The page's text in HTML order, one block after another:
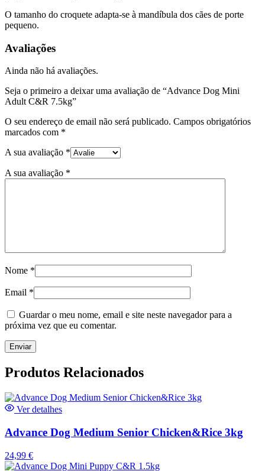
O tamanho do croquete adapta-se à mandíbula dos cães de porte
pequeno.
Avaliações
Ainda não há avaliações.
Seja o primeiro a deixar uma avaliação de “Advance Dog Mini
Adult C&R 7.5kg”
O seu endereço de email não será publicado. Campos obrigatórios
marcados com *
A sua avaliação *
A sua avaliação *
Nome *
Email *
Guardar o meu nome, email e site neste navegador para a
próxima vez que eu comentar.
Produtos Relacionados
Ver detalhes
Advance Dog Medium Senior Chicken&Rice 3kg
24,99 €